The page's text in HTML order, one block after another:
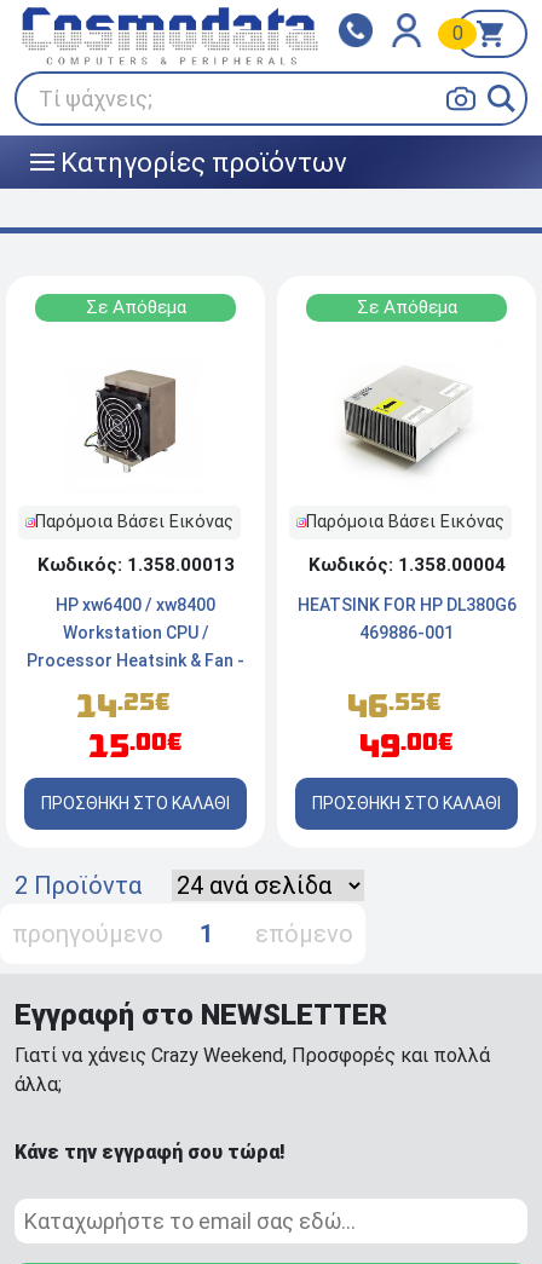
Τί ψάχνεις;
0
||| Κατηγορίες προϊόντων
Klarna
Πληρώστε σε 3
άτοκες δόσεις
BOX NOW
Σε Απόθεμα
Παρόμοια Βάσει Εικόνας
Κωδικός: 1.358.00013
HP xw6400 / xw8400
Workstation CPU /
Processor Heatsink & Fan -
14.25€
15.00€
ΠΡΟΣΘΗΚΗ ΣΤΟ ΚΑΛΑΘΙ
Σε Απόθεμα
Παρόμοια Βάσει Εικόνας
Κωδικός: 1.358.00004
HEATSINK FOR HP DL380G6
469886-001
46.55€
49.00€
ΠΡΟΣΘΗΚΗ ΣΤΟ ΚΑΛΑΘΙ
2 Προϊόντα
προηγούμενο
1 επόμενο
Εγγραφή στο NEWSLETTER
Γιατί να χάνεις Crazy Weekend, Προσφορές και πολλά
άλλα;
Κάνε την εγγραφή σου τώρα!